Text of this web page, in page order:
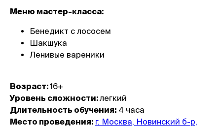
Меню мастер-класса:
Бенедикт с лососем
Шакшука
Ленивые вареники
Возраст:16+
Уровень сложности:легкий
Длительность обучения: 4 часа
Место проведения: г. Москва, Новинский б-р,